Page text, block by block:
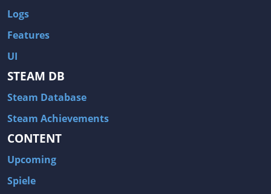
Logs
Features
UI
STEAM DB
Steam Database
Steam Achievements
CONTENT
Upcoming
Spiele